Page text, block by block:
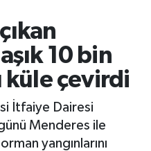
10 bin
küle çevirdi
İtfaiye Dairesi
Menderes ile
yangınlarını